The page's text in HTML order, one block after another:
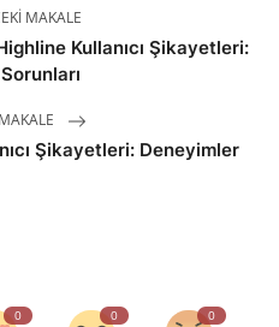
MAKALE
Kullanıcı Şikayetleri:
Şikayetleri: Deneyimler
0 0 0